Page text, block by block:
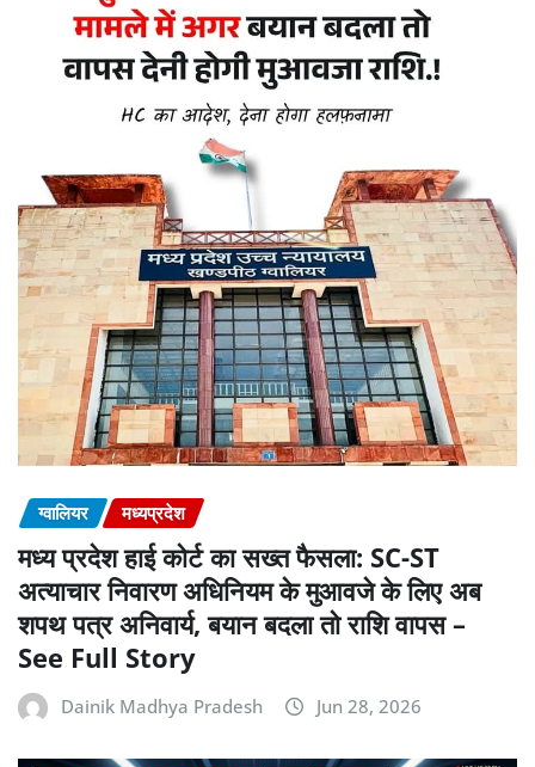
ग्वालियर मध्यप्रदेश
मध्य प्रदेश हाई कोर्ट का सख्त फैसला: SC-ST
अत्याचार निवारण अधिनियम के मुआवजे के लिए अब
शपथ पत्र अनिवार्य, बयान बदला तो राशि वापस –
See Full Story
Dainik Madhya Pradesh Jun 28, 2026